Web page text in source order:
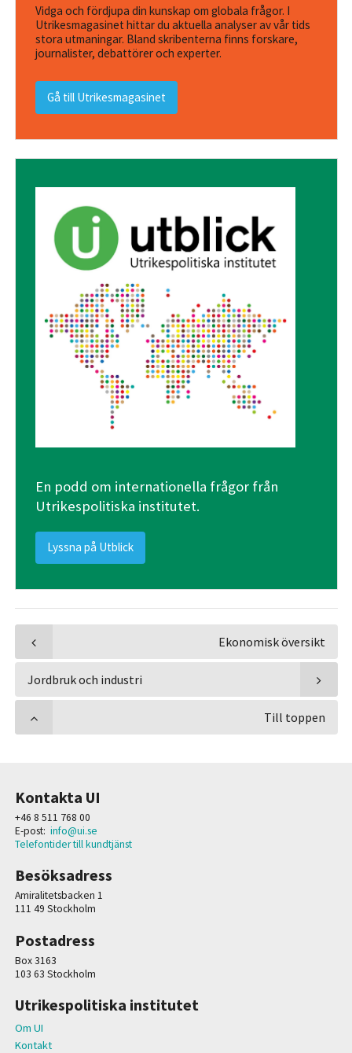
Vidga och fördjupa din kunskap om globala frågor. I
Utrikesmagasinet hittar du aktuella analyser av vår tids
stora utmaningar. Bland skribenterna finns forskare,
journalister, debattörer och experter.
Gå till Utrikesmagasinet
En podd om internationella frågor från
Utrikespolitiska institutet.
Lyssna på Utblick
Ekonomisk översikt
Jordbruk och industri
Till toppen
Kontakta UI
+46 8 511 768 00
E-post: info@ui.se
Telefontider till kundtjänst
Besöksadress
Amiralitetsbacken 1
111 49 Stockholm
Postadress
Box 3163
103 63 Stockholm
Utrikespolitiska institutet
Om UI
Kontakt